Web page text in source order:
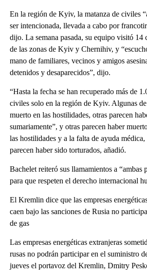
En la región de Kyiv, la matanza de civiles
ser intencionada, llevada a cabo por
dijo. La semana pasada, su equipo visitó 14
de las zonas de Kyiv y Chernihiv, y
mano de familiares, vecinos y amigos
detenidos y desaparecidos”, dijo.
“Hasta la fecha se han recuperado más de
civiles solo en la región de Kyiv. Algunas de
muerto en las hostilidades, otras parecen
sumariamente”, y otras parecen haber
las hostilidades y a la falta de ayuda
parecen haber sido torturados, añadió.
Bachelet reiteró sus llamamientos a “ambas
para que respeten el derecho internacional
El Kremlin dice que las empresas
caen bajo las sanciones de Rusia no
de gas
Las empresas energéticas extranjeras
rusas no podrán participar en el suministro
jueves el portavoz del Kremlin, Dmitry